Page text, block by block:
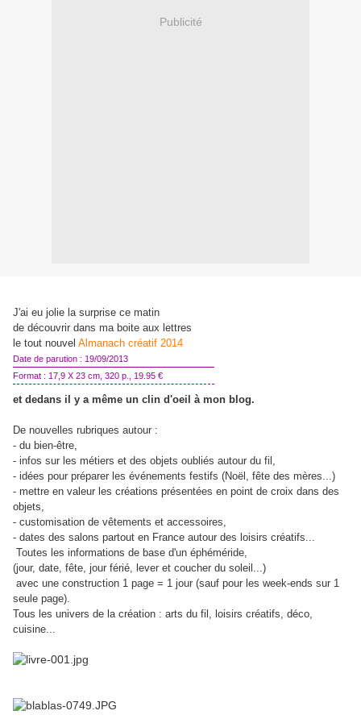
Publicité
J'ai eu jolie la surprise ce matin
de découvrir dans ma boite aux lettres
le tout nouvel Almanach créatif 2014
Date de parution : 19/09/2013
Format : 17,9 X 23 cm, 320 p., 19.95 €
et dedans il y a même un clin d'oeil à mon blog.
De nouvelles rubriques autour :
- du bien-être,
- infos sur les métiers et des objets oubliés autour du fil,
- idées pour préparer les événements festifs (Noël, fête des mères...)
- mettre en valeur les créations présentées en point de croix dans des
objets,
- customisation de vêtements et accessoires,
- dates des salons partout en France autour des loisirs créatifs...
Toutes les informations de base d'un éphéméride,
(jour, date, fête, jour férié, lever et coucher du soleil...)
avec une construction 1 page = 1 jour (sauf pour les week-ends sur 1
seule page).
Tous les univers de la création : arts du fil, loisirs créatifs, déco,
cuisine...